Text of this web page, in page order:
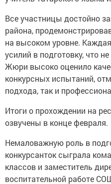
Все участницы достойно
района,
на высоком уровне.
усилий в подготовку, что
Жюри высоко оценило
конкурсных испытаний,
подхода, так и
Итоги о прохождении на
озвучены в конце февраля.
Немаловажную роль в
конкурсанток сыграла
классов и заместитель
воспитательной работе